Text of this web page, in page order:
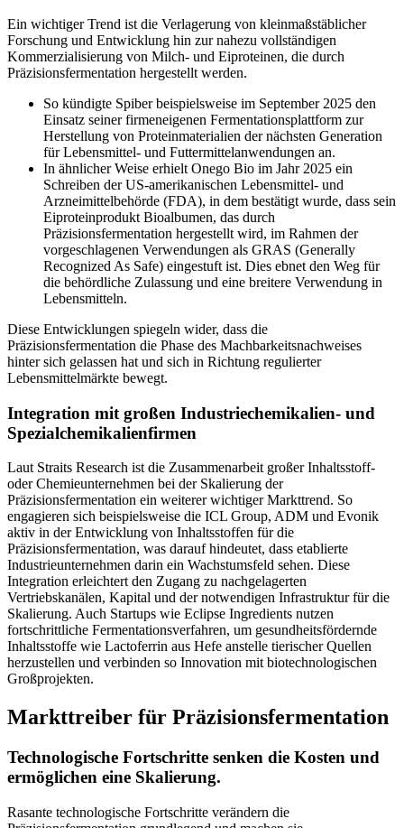
Ein wichtiger Trend ist die Verlagerung von kleinmaßstäblicher
Forschung und Entwicklung hin zur nahezu vollständigen
Kommerzialisierung von Milch- und Eiproteinen, die durch
Präzisionsfermentation hergestellt werden.
So kündigte Spiber beispielsweise im September 2025 den
Einsatz seiner firmeneigenen Fermentationsplattform zur
Herstellung von Proteinmaterialien der nächsten Generation
für Lebensmittel- und Futtermittelanwendungen an.
In ähnlicher Weise erhielt Onego Bio im Jahr 2025 ein
Schreiben der US-amerikanischen Lebensmittel- und
Arzneimittelbehörde (FDA), in dem bestätigt wurde, dass sein
Eiproteinprodukt Bioalbumen, das durch
Präzisionsfermentation hergestellt wird, im Rahmen der
vorgeschlagenen Verwendungen als GRAS (Generally
Recognized As Safe) eingestuft ist. Dies ebnet den Weg für
die behördliche Zulassung und eine breitere Verwendung in
Lebensmitteln.
Diese Entwicklungen spiegeln wider, dass die
Präzisionsfermentation die Phase des Machbarkeitsnachweises
hinter sich gelassen hat und sich in Richtung regulierter
Lebensmittelmärkte bewegt.
Integration mit großen Industriechemikalien- und
Spezialchemikalienfirmen
Laut Straits Research ist die Zusammenarbeit großer Inhaltsstoff-
oder Chemieunternehmen bei der Skalierung der
Präzisionsfermentation ein weiterer wichtiger Markttrend. So
engagieren sich beispielsweise die ICL Group, ADM und Evonik
aktiv in der Entwicklung von Inhaltsstoffen für die
Präzisionsfermentation, was darauf hindeutet, dass etablierte
Industrieunternehmen darin ein Wachstumsfeld sehen. Diese
Integration erleichtert den Zugang zu nachgelagerten
Vertriebskanälen, Kapital und der notwendigen Infrastruktur für die
Skalierung. Auch Startups wie Eclipse Ingredients nutzen
fortschrittliche Fermentationsverfahren, um gesundheitsfördernde
Inhaltsstoffe wie Lactoferrin aus Hefe anstelle tierischer Quellen
herzustellen und verbinden so Innovation mit biotechnologischen
Großprojekten.
Markttreiber für Präzisionsfermentation
Technologische Fortschritte senken die Kosten und
ermöglichen eine Skalierung.
Rasante technologische Fortschritte verändern die